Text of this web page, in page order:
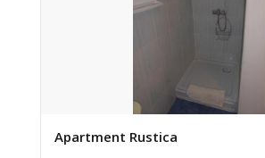
Apartment Rustica